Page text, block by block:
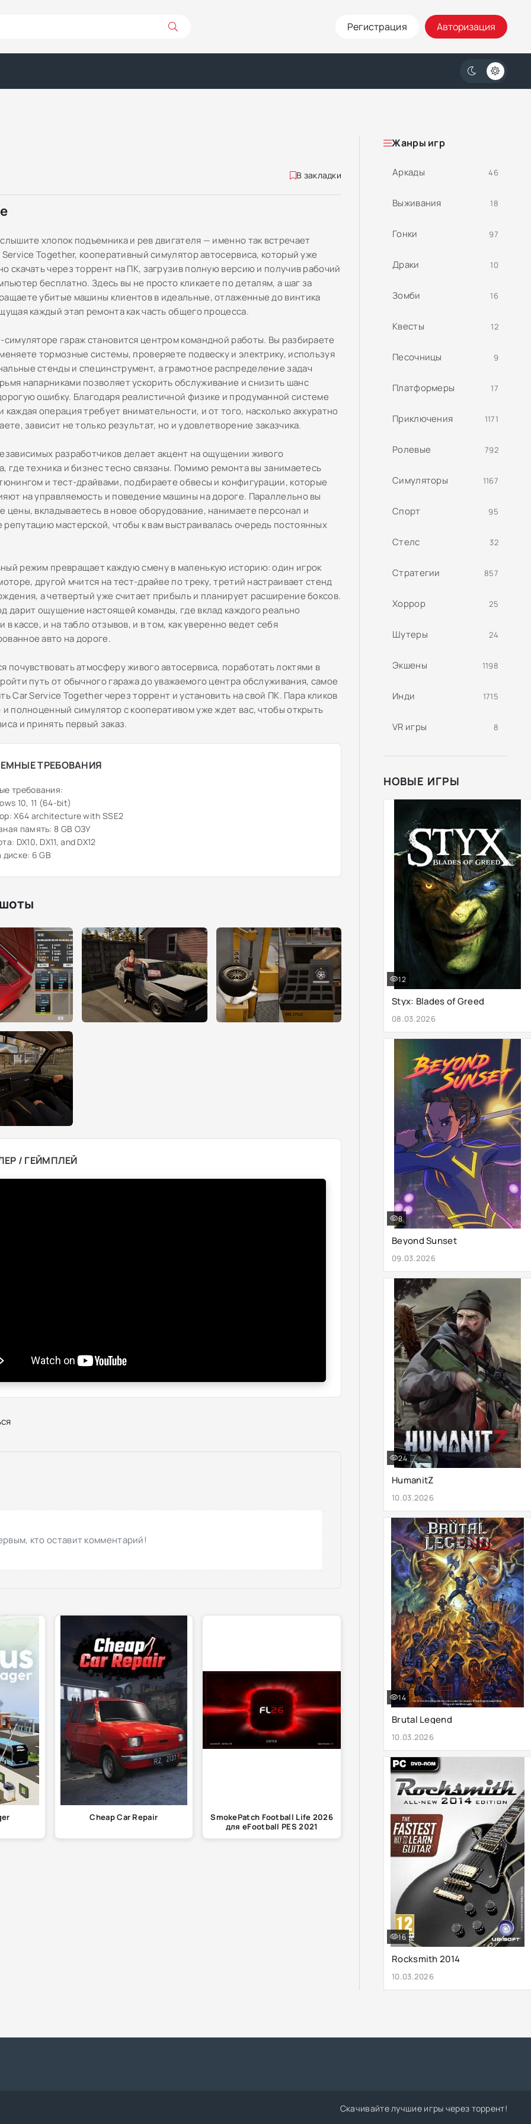
Регистрация Авторизация
В закладки
хлопок подъемника и рев двигателя — именно так встречает
Service Together, кооперативный симулятор автосервиса, который уже
скачать через торрент на ПК, загрузив полную версию и получив рабочий
бесплатно. Здесь вы не просто кликаете по деталям, а шаг за
убитые машины клиентов в идеальные, отлаженные до винтика
каждый этап ремонта как часть общего процесса.
симуляторе гараж становится центром командной работы. Вы разбираете
тормозные системы, проверяете подвеску и электрику, используя
стенды и специнструмент, а грамотное распределение задач
напарниками позволяет ускорить обслуживание и снизить шанс
ошибку. Благодаря реалистичной физике и продуманной системе
каждая операция требует внимательности, и от того, насколько аккуратно
зависит не только результат, но и удовлетворение заказчика.
разработчиков делает акцент на ощущении живого
где техника и бизнес тесно связаны. Помимо ремонта вы занимаетесь
и тест-драйвами, подбираете обвесы и конфигурации, которые
на управляемость и поведение машины на дороге. Параллельно вы
цены, вкладываетесь в новое оборудование, нанимаете персонал и
мастерской, чтобы к вам выстраивалась очередь постоянных
режим превращает каждую смену в маленькую историю: один игрок
другой мчится на тест-драйве по треку, третий настраивает стенд
а четвертый уже считает прибыль и планирует расширение боксов.
дарит ощущение настоящей команды, где вклад каждого реально
в кассе, и на табло отзывов, и в том, как уверенно ведет себя
авто на дороге.
почувствовать атмосферу живого автосервиса, поработать локтями в
путь от обычного гаража до уважаемого центра обслуживания, самое
Car Service Together через торрент и установить на свой ПК. Пара кликов
полноценный симулятор с кооперативом уже ждет вас, чтобы открыть
и принять первый заказ.
ТРЕБОВАНИЯ
требования:
10, 11 (64-bit)
X64 architecture with SSE2
память: 8 GB ОЗУ
DX10, DX11, and DX12
6 GB
/ ГЕЙМПЛЕЙ
кто оставит комментарий!
Cheap Car Repair
SmokePatch Football Life 2026
для eFootball PES 2021
Жанры игр
Аркады 46
Выживания 18
Гонки 97
Драки 10
Зомби 16
Квесты 12
Песочницы 9
Платформеры 17
Приключения 1171
Ролевые 792
Симуляторы 1167
Спорт 95
Стелс 32
Стратегии 857
Хоррор 25
Шутеры 24
Экшены 1198
Инди 1715
VR игры 8
НОВЫЕ ИГРЫ
Styx: Blades of Greed
08.03.2026
12
Beyond Sunset
09.03.2026
8
HumanitZ
10.03.2026
24
Brutal Legend
10.03.2026
14
Rocksmith 2014
10.03.2026
16
Скачивайте лучшие игры через торрент!